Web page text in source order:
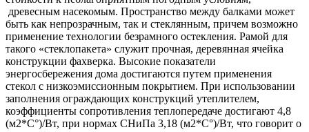
древесным насекомым. Пространство между балками может
быть как непрозрачным, так и стеклянным, причем возможно
применение технологии безрамного остекления. Рамой для
такого «стеклопакета» служит прочная, деревянная ячейка
конструкции фахверка. Высокие показатели
энергосбережения дома достигаются путем применения
стекол с низкоэмиссионным покрытием. При использовании
заполнения ограждающих конструкций утеплителем,
коэффициенты сопротивления теплопередаче достигают 4,8
(м2*С°)/Вт, при нормах СНиПа 3,18 (м2*С°)/Вт, что говорит о